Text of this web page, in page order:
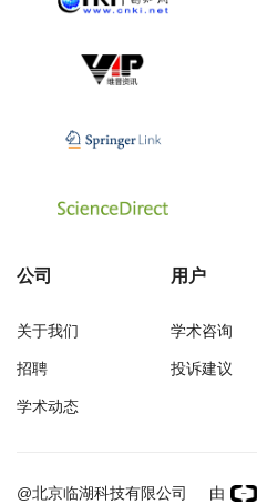
公司
关于我们
招聘
学术动态
用户
学术咨询
投诉建议
@北京临湖科技有限公司 由